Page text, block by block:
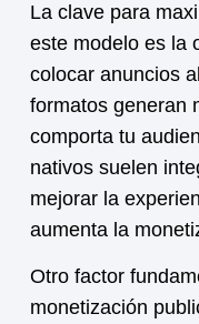
La clave para
este modelo es la
colocar anuncios
formatos generan
comporta tu
nativos suelen
mejorar la
aumenta la
Otro factor
monetización